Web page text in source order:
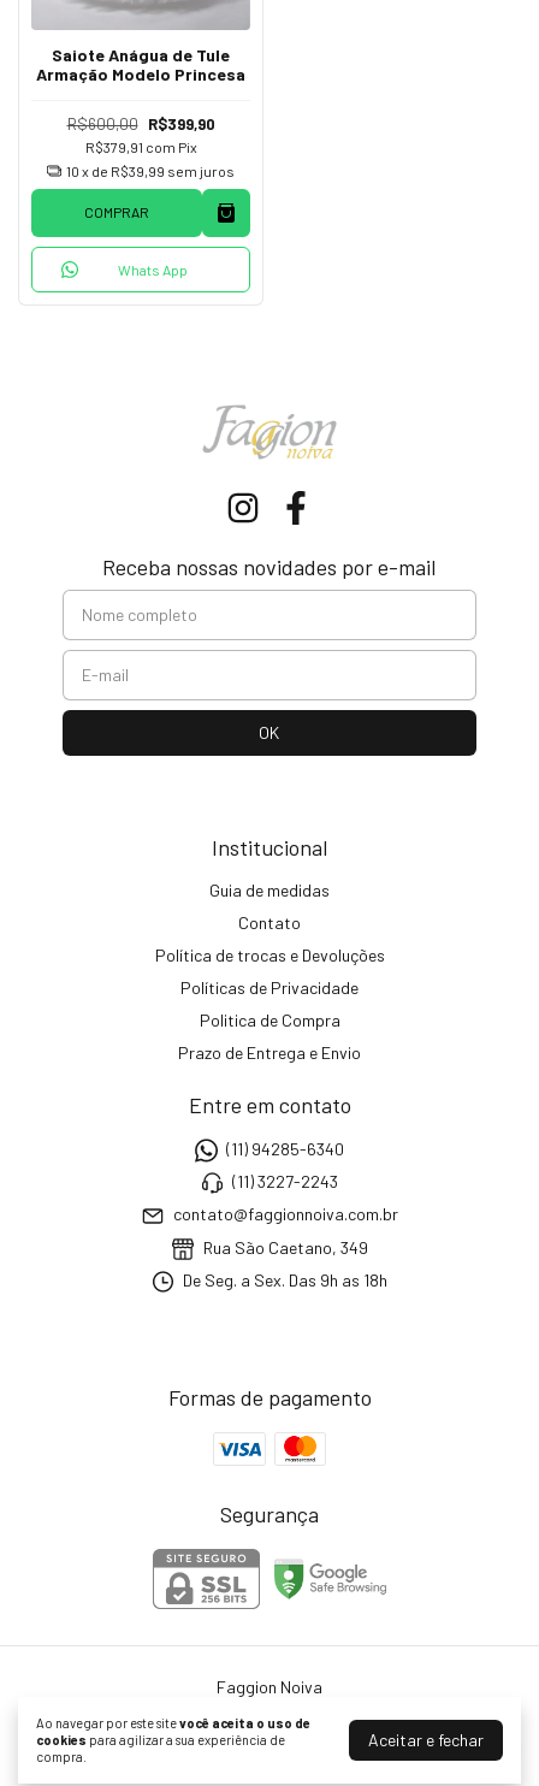
Ao navegar por este sitevocê aceita o uso de
cookies para agilizar a sua experiência de
compra.
Aceitar e fechar
Saiote Anágua de Tule
Armação Modelo Princesa
R$600,00 R$399,90
R$379,91 com Pix
10 x de R$39,99 sem juros
COMPRAR
Whats App
Receba nossas novidades por e-mail
Institucional
Guia de medidas
Contato
Política de trocas e Devoluções
Políticas de Privacidade
Politica de Compra
Prazo de Entrega e Envio
Entre em contato
(11) 94285-6340
(11) 3227-2243
contato@faggionnoiva.com.br
Rua São Caetano, 349
De Seg. a Sex. Das 9h as 18h
Formas de pagamento
Segurança
Faggion Noiva